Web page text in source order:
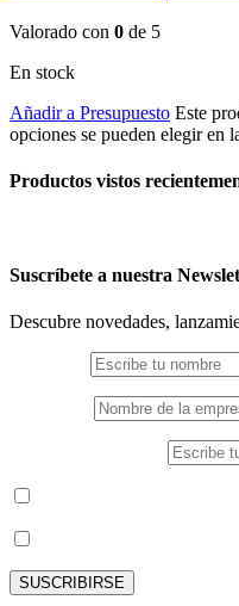
Valorado con 0 de 5
En stock
Añadir a Presupuesto Este
opciones se pueden elegir en
Productos vistos
Suscríbete a nuestra
Descubre novedades,